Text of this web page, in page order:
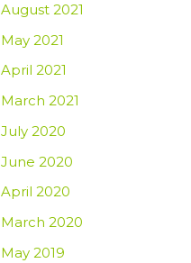
August 2021
May 2021
April 2021
March 2021
July 2020
June 2020
April 2020
March 2020
May 2019